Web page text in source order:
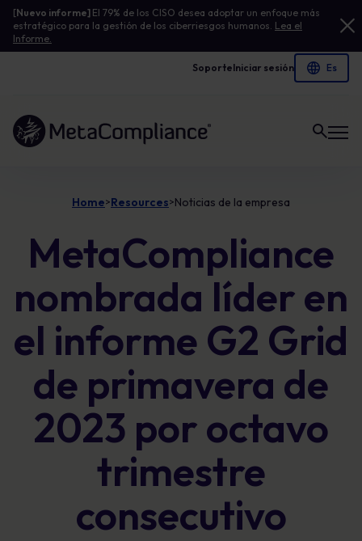
[Nuevo informe] El 79% de los CISO desea adoptar un enfoque más
estratégico para la gestión de los ciberriesgos humanos. Lea el
Informe.
SoporteIniciar sesión
Enlace a la página de inicio
Home>Resources>Noticias de la empresa
MetaCompliance
nombrada líder en
el informe G2 Grid
de primavera de
2023 por octavo
trimestre
consecutivo